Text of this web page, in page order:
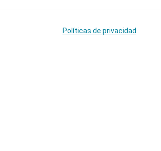
Políticas de privacidad